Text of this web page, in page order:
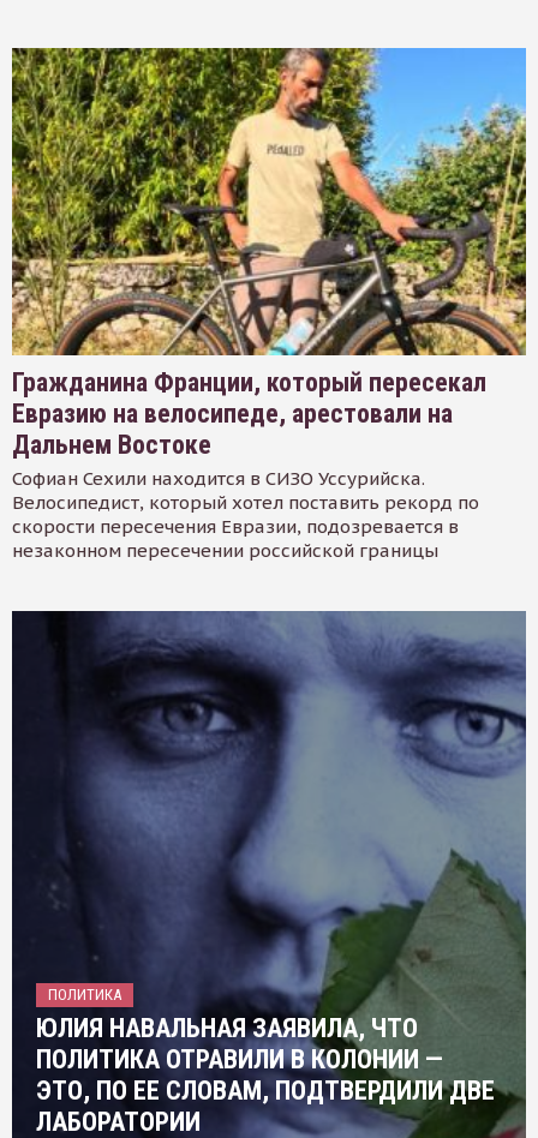
Гражданина Франции, который пересекал
Евразию на велосипеде, арестовали на
Дальнем Востоке
Софиан Сехили находится в СИЗО Уссурийска.
Велосипедист, который хотел поставить рекорд по
скорости пересечения Евразии, подозревается в
незаконном пересечении российской границы
ПОЛИТИКА
ЮЛИЯ НАВАЛЬНАЯ ЗАЯВИЛА, ЧТО
ПОЛИТИКА ОТРАВИЛИ В КОЛОНИИ —
ЭТО, ПО ЕЕ СЛОВАМ, ПОДТВЕРДИЛИ ДВЕ
ЛАБОРАТОРИИ